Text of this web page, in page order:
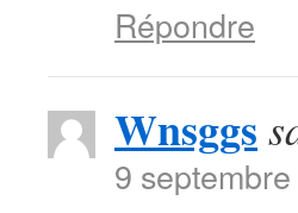
Répondre
Wnsggs
9